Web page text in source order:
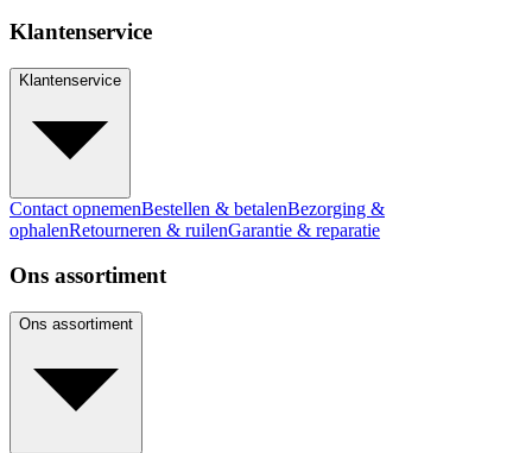
Klantenservice
Klantenservice
Contact opnemenBestellen & betalenBezorging &
ophalenRetourneren & ruilenGarantie & reparatie
Ons assortiment
Ons assortiment